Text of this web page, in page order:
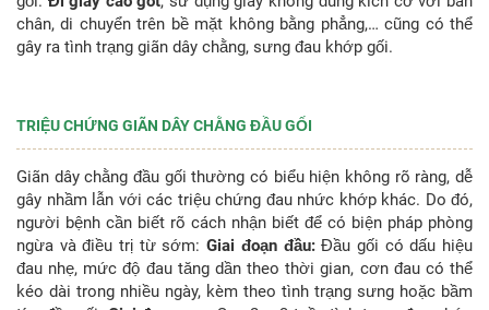
chân, di chuyển trên bề mặt không bằng phẳng,… cũng có thể
gây ra tình trạng giãn dây chằng, sưng đau khớp gối.
TRIỆU CHỨNG GIÃN DÂY CHẰNG ĐẦU GỐI
Giãn dây chằng đầu gối thường có biểu hiện không rõ ràng, dễ
gây nhầm lẫn với các triệu chứng đau nhức khớp khác. Do đó,
người bệnh cần biết rõ cách nhận biết để có biện pháp phòng
ngừa và điều trị từ sớm:Giai đoạn đầu:Đầu gối có dấu hiệu
đau nhẹ, mức độ đau tăng dần theo thời gian, cơn đau có thể
kéo dài trong nhiều ngày, kèm theo tình trạng sưng hoặc bầm